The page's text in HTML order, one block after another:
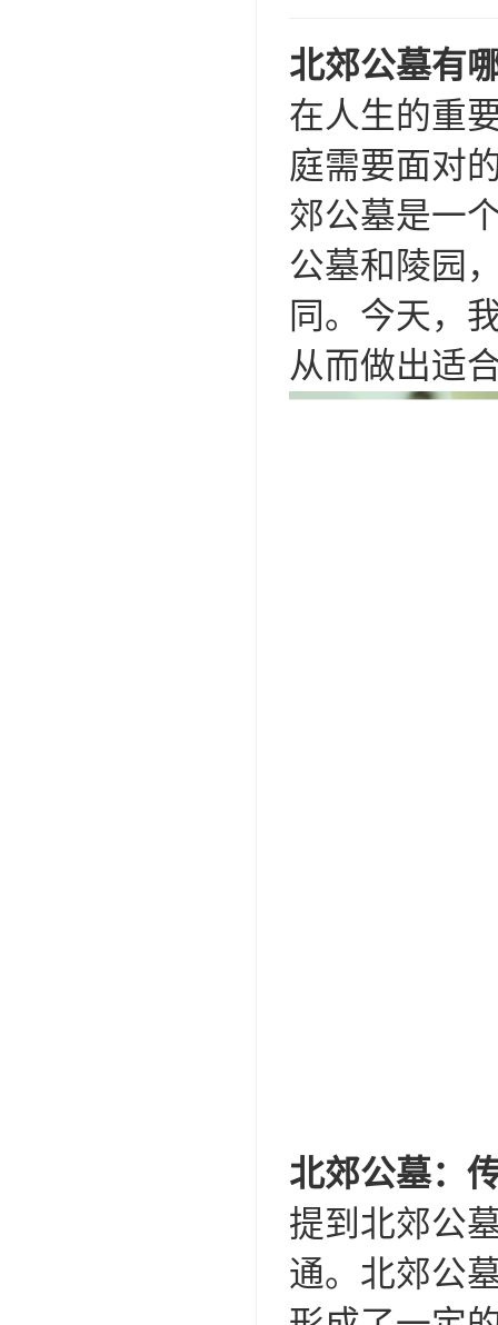
北郊公墓有
在人生的重
庭需要面对
郊公墓是一
公墓和陵园
同。今天，
从而做出适
北郊公墓：
提到北郊公
通。北郊公